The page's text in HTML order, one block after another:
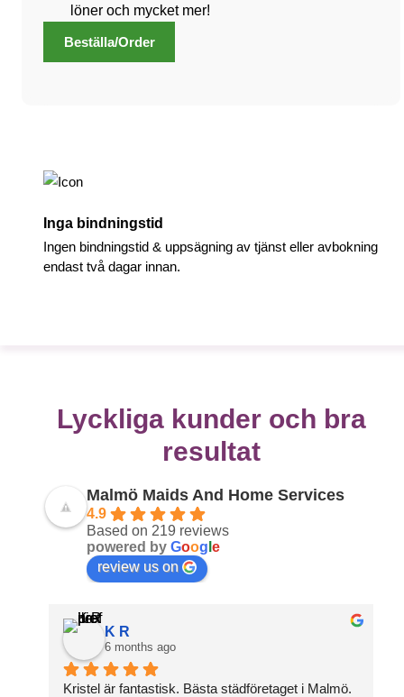
löner och mycket mer!
Beställa/Order
Inga bindningstid
Ingen bindningstid & uppsägning av tjänst eller avbokning
endast två dagar innan.
Lyckliga kunder och bra
resultat
Malmö Maids And Home Services
4.9
Based on 219 reviews
powered by Goog e
review us on
K R
6 months ago
Kristel är fantastisk. Bästa städföretaget i Malmö.